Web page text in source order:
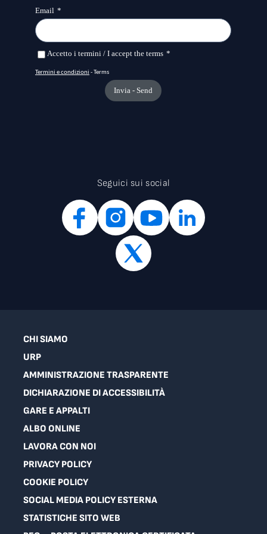
Museo Maxxi
MEET Digital Culture Center
Ars Electronica
and Media
mostra
Museo Maxxi
and Media
Seguici sui social
CHI SIAMO
URP
AMMINISTRAZIONE TRASPARENTE
DICHIARAZIONE DI ACCESSIBILITÀ
GARE E APPALTI
ALBO ONLINE
LAVORA CON NOI
PRIVACY POLICY
COOKIE POLICY
SOCIAL MEDIA POLICY ESTERNA
STATISTICHE SITO WEB